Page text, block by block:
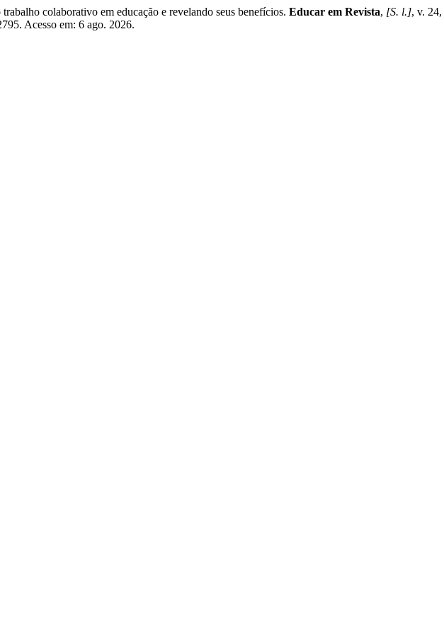
colaborativo em educação e revelando seus benefícios. Educar em Revista, [S. l.], v.
Acesso em: 6 ago. 2026.